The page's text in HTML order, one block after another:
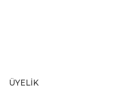
ÜYELIK